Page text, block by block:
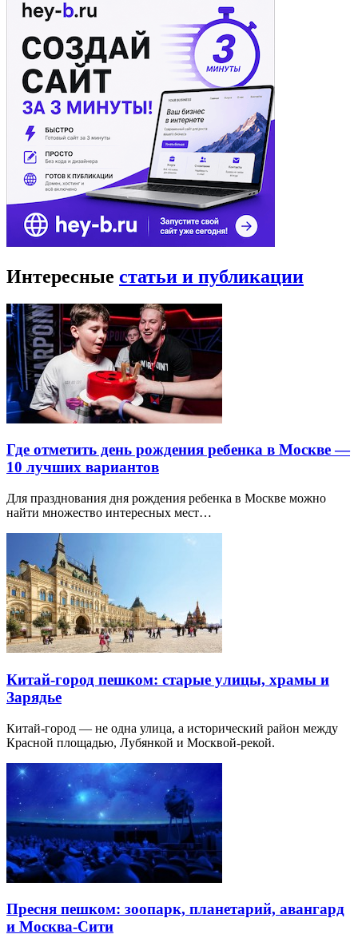
Интересные статьи и публикации
Где отметить день рождения ребенка в Москве —
10 лучших вариантов
Для празднования дня рождения ребенка в Москве можно
найти множество интересных мест…
Китай-город пешком: старые улицы, храмы и
Зарядье
Китай-город — не одна улица, а исторический район между
Красной площадью, Лубянкой и Москвой-рекой.
Пресня пешком: зоопарк, планетарий, авангард
и Москва-Сити